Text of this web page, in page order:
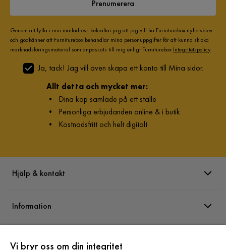
Prenumerera
Genom att fylla i min mailadress bekräftar jag att jag vill ha Furniturebox nyhetsbrev
och godkänner att Furniturebox behandlar mina personuppgifter för att kunna skicka
marknadsföringsmaterial som anpassats till mig enligt Furniturebox Integritetspolicy.
Ja, tack! Jag vill även skapa ett konto till Mina sidor.
Allt detta och mycket mer:
• Dina köp samlade på ett ställe
• Personliga erbjudanden online & i butik
• Kostnadsfritt och helt digitalt
Hjälp & kontakt
Information
Vi bryr oss om din integritet